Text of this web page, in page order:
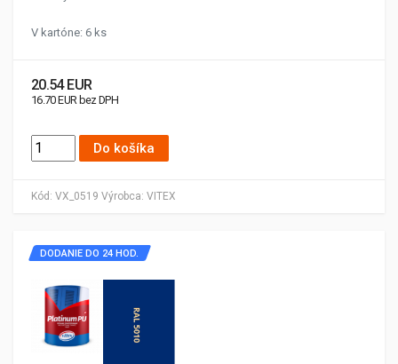
Kód: VX_0519 Výrobca: VITEX
V kartóne: 6 ks
20.54 EUR
16.70 EUR bez DPH
Do košíka
DODANIE DO 24 HOD.